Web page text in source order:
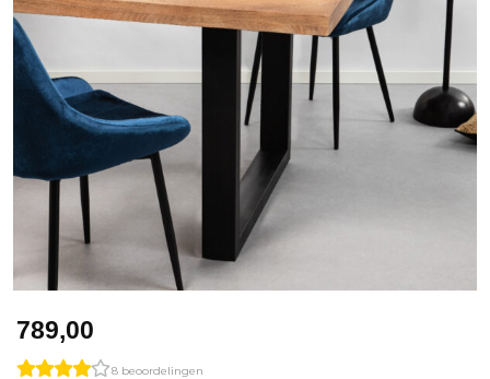
789,00
8 beoordelingen